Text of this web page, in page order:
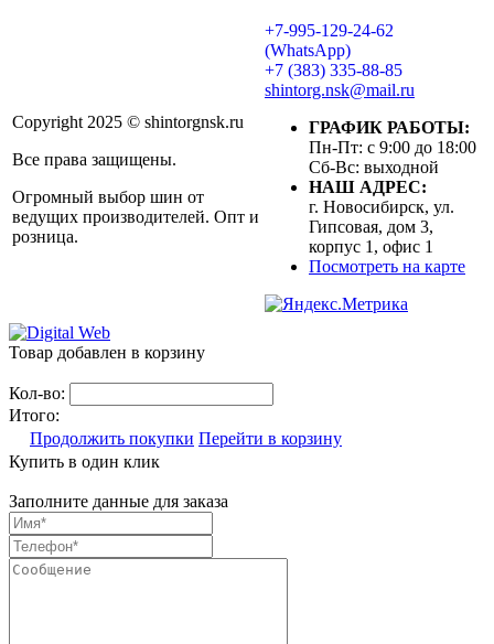
Copyright 2025 © shintorgnsk.ru
Все права защищены.
Огромный выбор шин от
ведущих производителей. Опт и
розница.
+7-995-129-24-62
(WhatsApp)
+7 (383) 335-88-85
shintorg.nsk@mail.ru
ГРАФИК РАБОТЫ:
Пн-Пт: с 9:00 до 18:00
Сб-Вс: выходной
НАШ АДРЕС:
г. Новосибирск, ул.
Гипсовая, дом 3,
корпус 1, офис 1
Посмотреть на карте
Товар добавлен в корзину
Кол-во:
Итого:
Продолжить покупки Перейти в корзину
Купить в один клик
Заполните данные для заказа